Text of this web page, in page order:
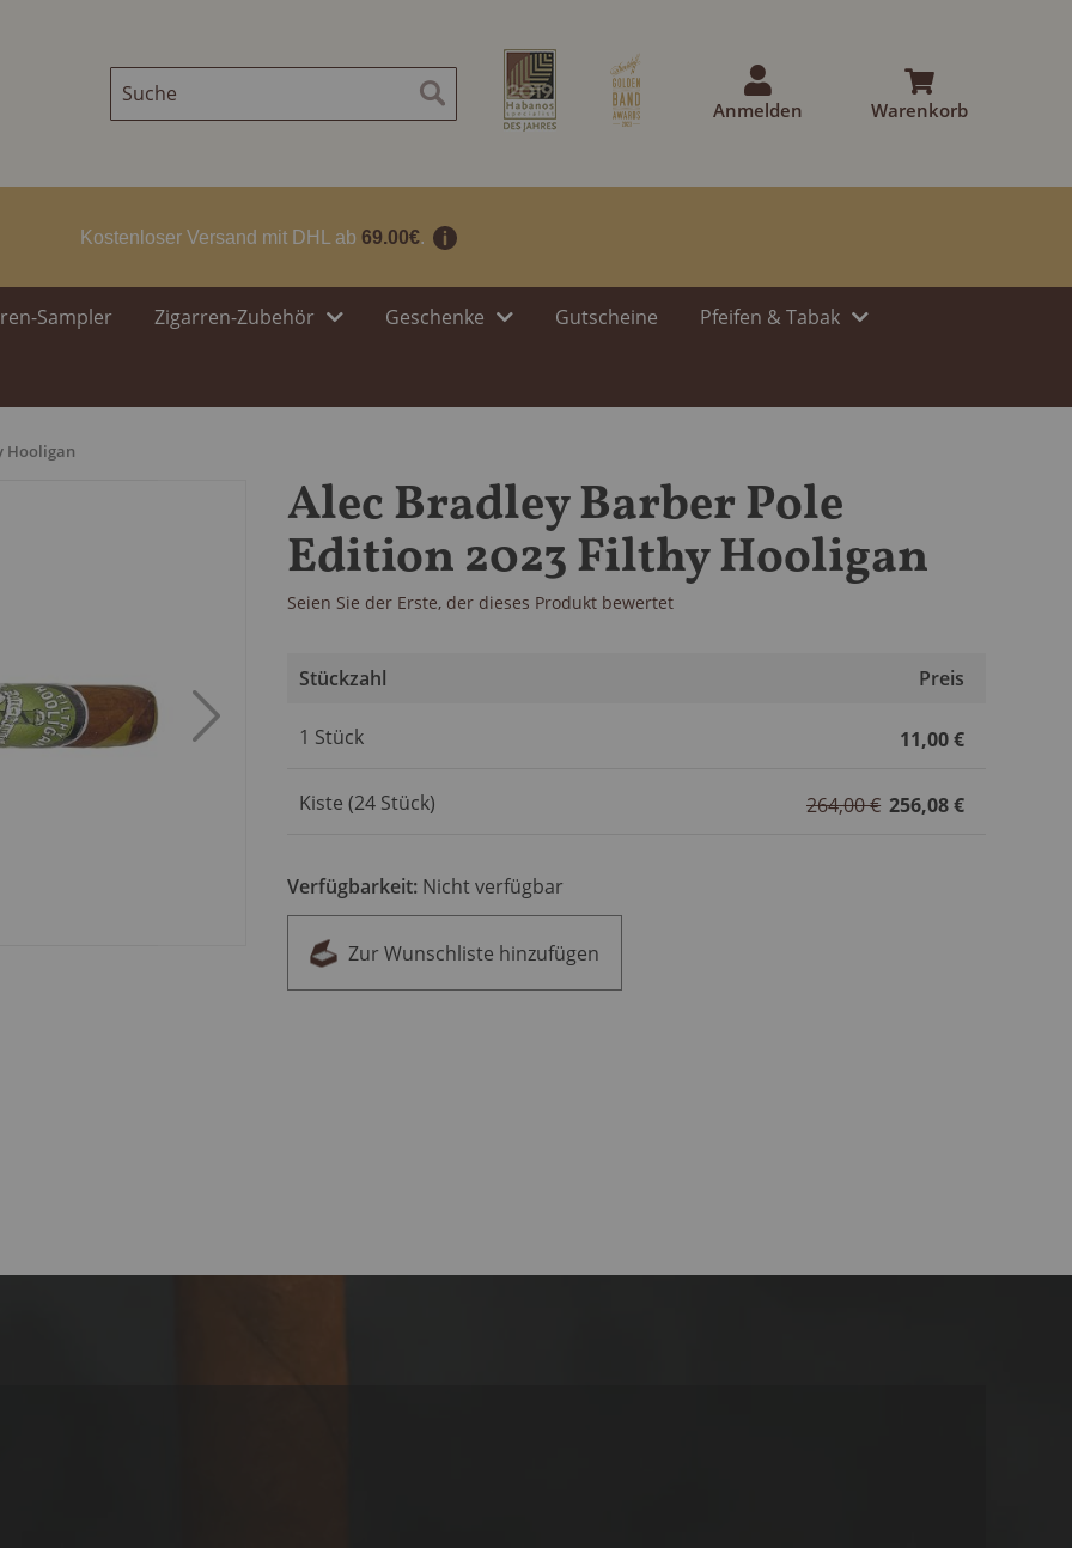
Warenkorb
Suche
Anmelden
Kostenloser Versand mit DHL ab 69.00€.
Sampler Zigarren-Zubehör Geschenke Gutscheine Pfeifen & Tabak
Hooligan
Alec Bradley Barber Pole
Edition 2023 Filthy Hooligan
Seien Sie der Erste, der dieses Produkt bewertet
für
Produkt
Stückzahl Preis
1 Stück 11,00 €
Kiste (24 Stück) 256,08 €
264,00 €
Verfügbarkeit: Nicht verfügbar
Zur Wunschliste hinzufügen